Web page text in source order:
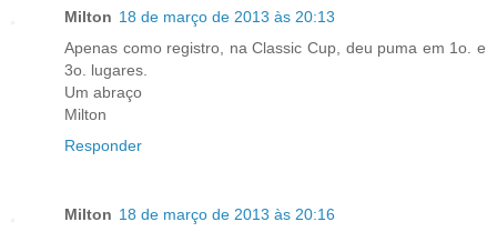
Milton 18 de março de 2013 às 20:13
Apenas como registro, na Classic Cup, deu puma em 1o. e
3o. lugares.
Um abraço
Milton
Responder
Milton 18 de março de 2013 às 20:16